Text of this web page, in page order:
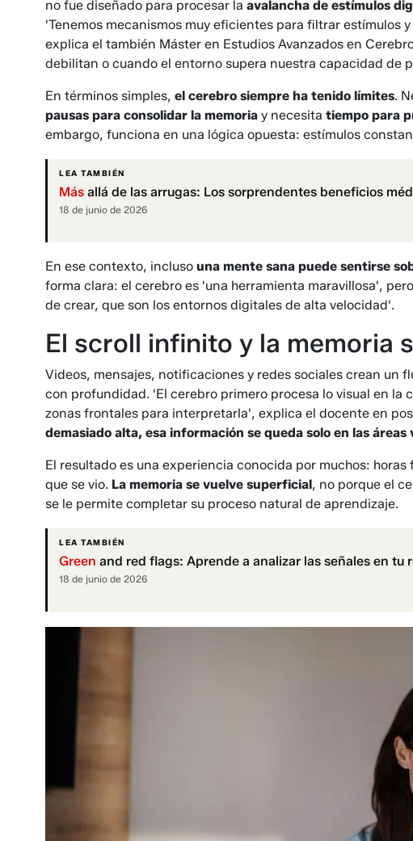
no fue diseñado para procesar la avalancha de estímulos
'Tenemos mecanismos muy eficientes para filtrar estímulos
explica el también Máster en Estudios Avanzados en
debilitan o cuando el entorno supera nuestra capacidad de
En términos simples, el cerebro siempre ha tenido límites.
pausas para consolidar la memoria y necesita tiempo para
embargo, funciona en una lógica opuesta: estímulos
LEA TAMBIÉN
Más allá de las arrugas: Los sorprendentes beneficios
18 de junio de 2026
En ese contexto, incluso una mente sana puede sentirse
forma clara: el cerebro es 'una herramienta maravillosa',
de crear, que son los entornos digitales de alta velocidad'.
El scroll infinito y la memoria
Videos, mensajes, notificaciones y redes sociales crean un
con profundidad. 'El cerebro primero procesa lo visual en la
zonas frontales para interpretarla', explica el docente en
demasiado alta, esa información se queda solo en las
El resultado es una experiencia conocida por muchos:
que se vio. La memoria se vuelve superficial, no porque el
se le permite completar su proceso natural de aprendizaje.
LEA TAMBIÉN
Green and red flags: Aprende a analizar las señales en tu
18 de junio de 2026